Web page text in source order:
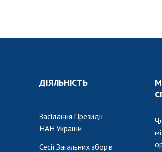
ДІЯЛЬНІСТЬ
Засідання Президії
НАН України
Сесії Загальних зборів